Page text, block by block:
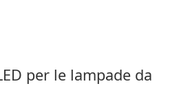
per le lampade da